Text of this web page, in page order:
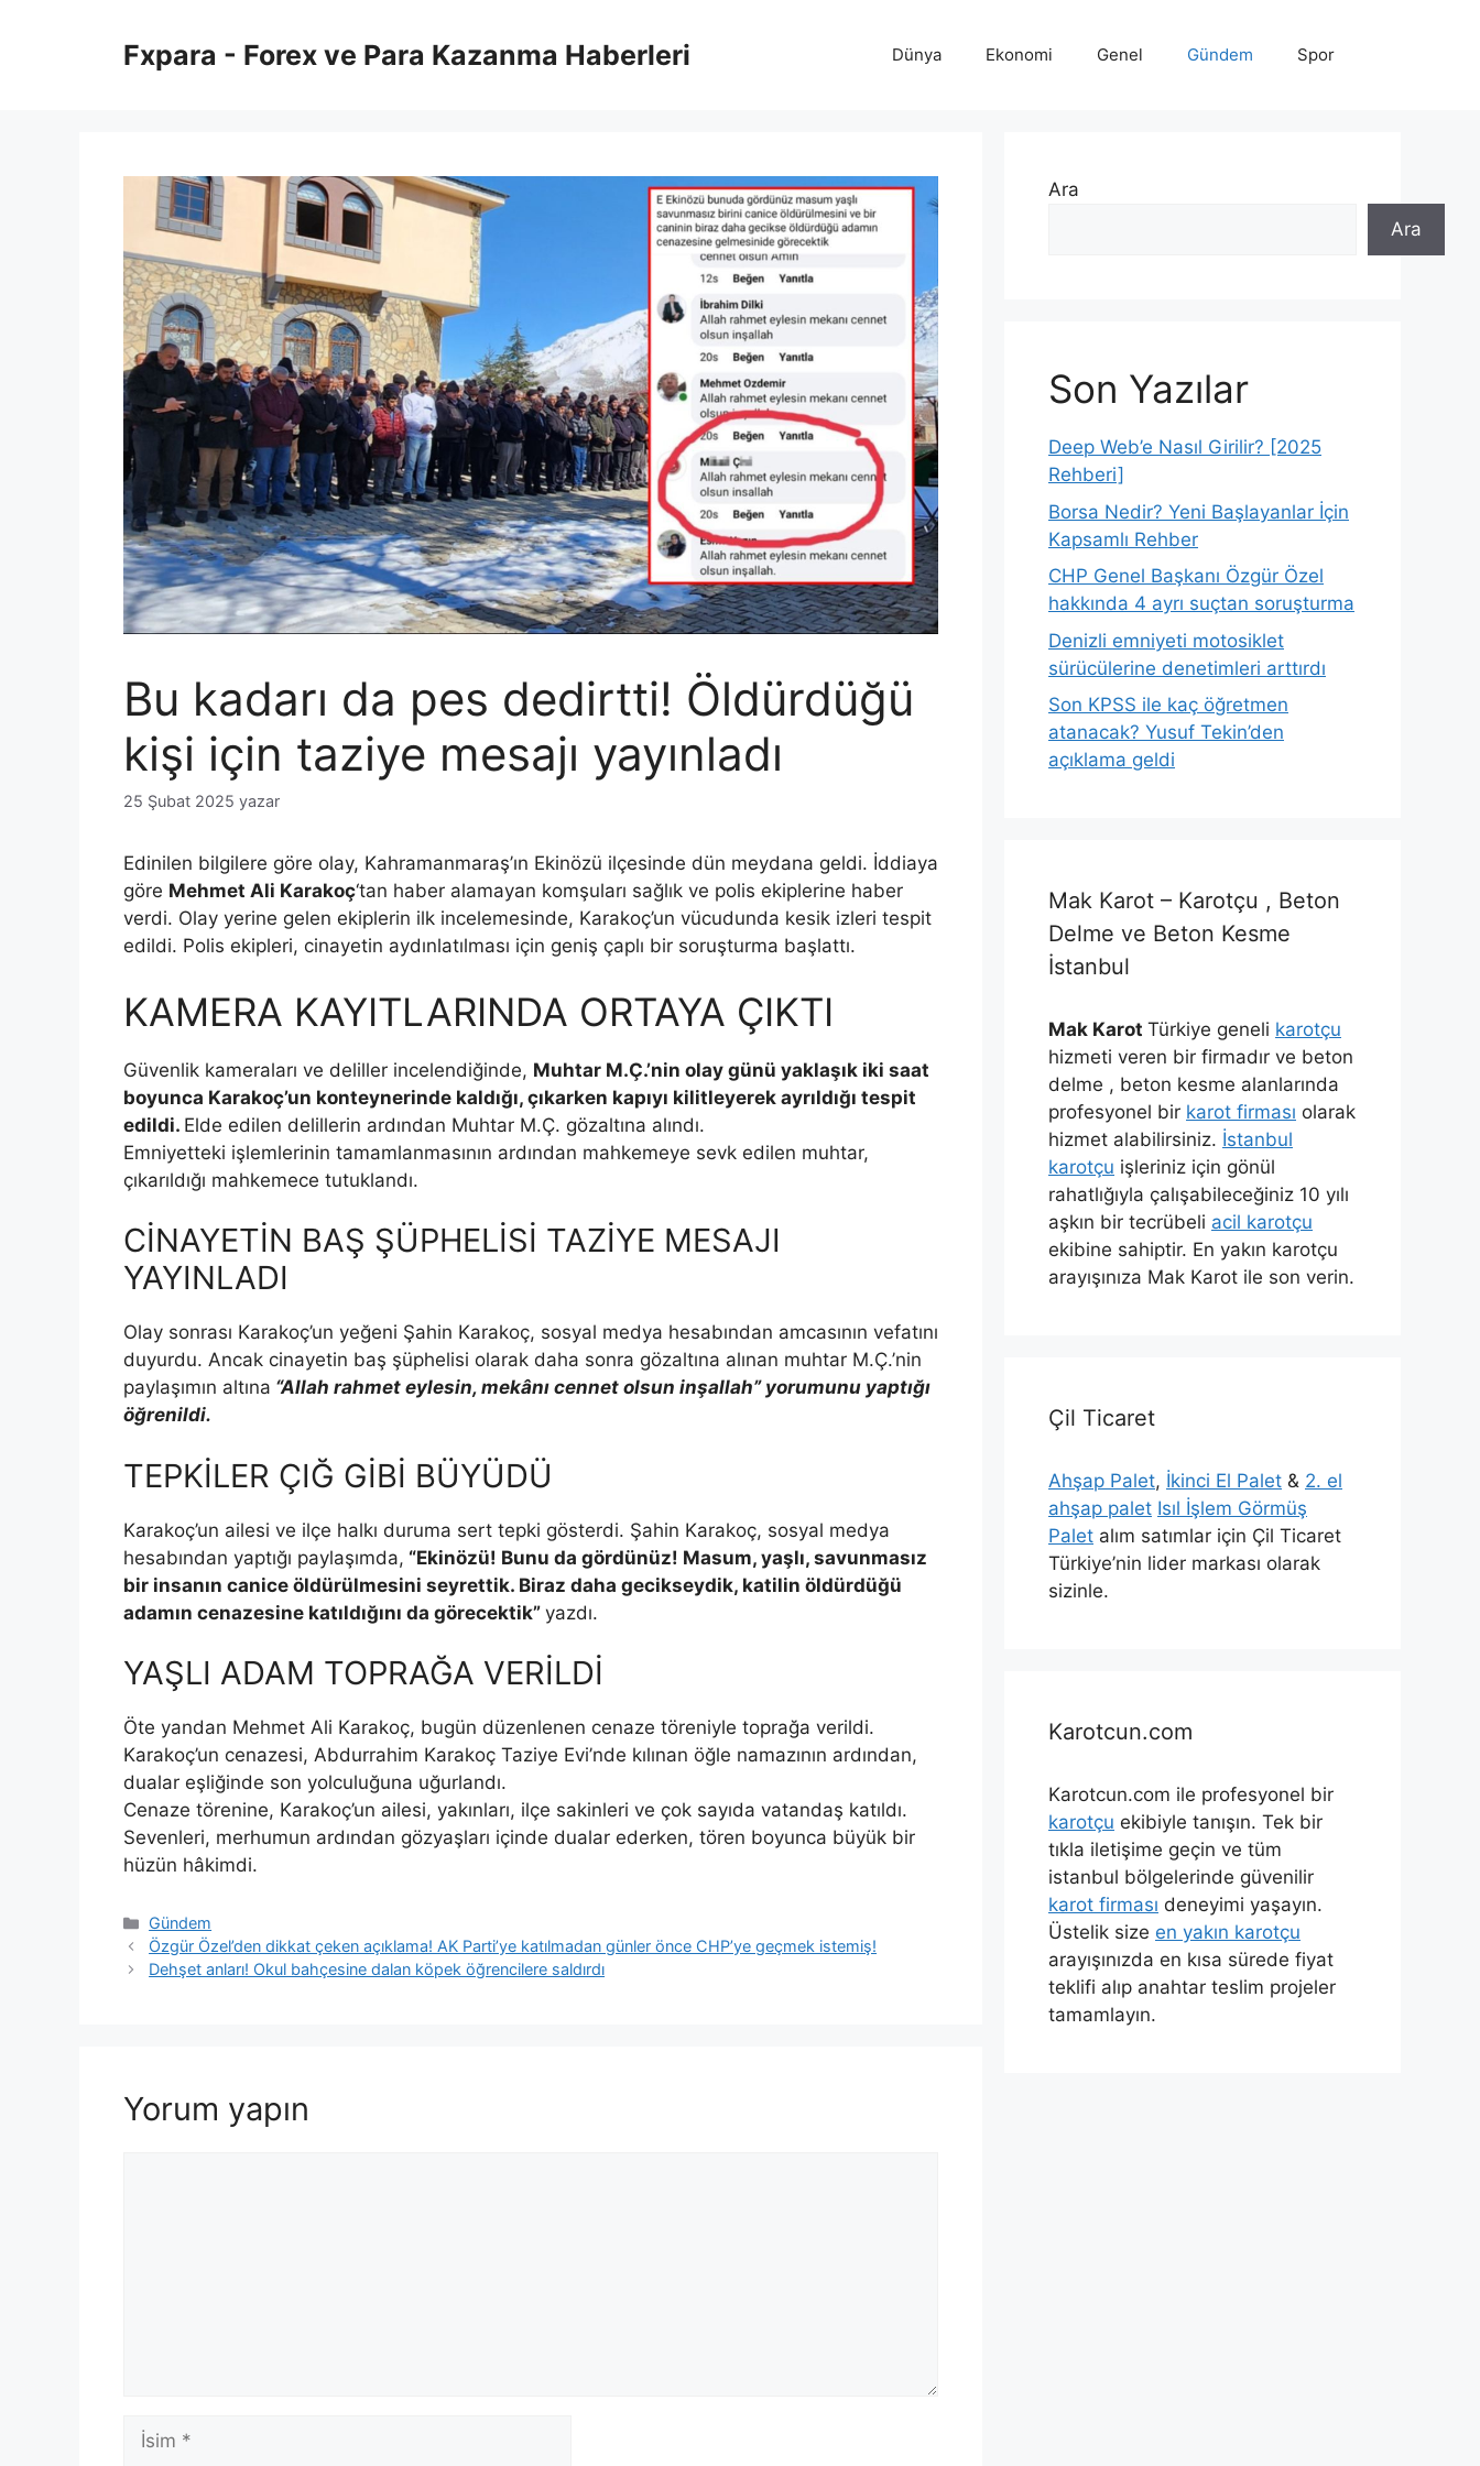
Fxpara - Forex ve Para Kazanma Haberleri Dünya Ekonomi Genel Gündem Spor
Bu kadarı da pes dedirtti! Öldürdüğü
kişi için taziye mesajı yayınladı
25 Şubat 2025 yazar
Edinilen bilgilere göre olay, Kahramanmaraş’ın Ekinözü ilçesinde dün meydana geldi. İddiaya
göre Mehmet Ali Karakoç‘tan haber alamayan komşuları sağlık ve polis ekiplerine haber
verdi. Olay yerine gelen ekiplerin ilk incelemesinde, Karakoç’un vücudunda kesik izleri tespit
edildi. Polis ekipleri, cinayetin aydınlatılması için geniş çaplı bir soruşturma başlattı.
KAMERA KAYITLARINDA ORTAYA ÇIKTI
Güvenlik kameraları ve deliller incelendiğinde, Muhtar M.Ç.’nin olay günü yaklaşık iki saat
boyunca Karakoç’un konteynerinde kaldığı, çıkarken kapıyı kilitleyerek ayrıldığı tespit
edildi. Elde edilen delillerin ardından Muhtar M.Ç. gözaltına alındı.
Emniyetteki işlemlerinin tamamlanmasının ardından mahkemeye sevk edilen muhtar,
çıkarıldığı mahkemece tutuklandı.
CİNAYETİN BAŞ ŞÜPHELİSİ TAZİYE MESAJI
YAYINLADI
Olay sonrası Karakoç’un yeğeni Şahin Karakoç, sosyal medya hesabından amcasının vefatını
duyurdu. Ancak cinayetin baş şüphelisi olarak daha sonra gözaltına alınan muhtar M.Ç.’nin
paylaşımın altına “Allah rahmet eylesin, mekânı cennet olsun inşallah” yorumunu yaptığı
öğrenildi.
TEPKİLER ÇIĞ GİBİ BÜYÜDÜ
Karakoç’un ailesi ve ilçe halkı duruma sert tepki gösterdi. Şahin Karakoç, sosyal medya
hesabından yaptığı paylaşımda, “Ekinözü! Bunu da gördünüz! Masum, yaşlı, savunmasız
bir insanın canice öldürülmesini seyrettik. Biraz daha gecikseydik, katilin öldürdüğü
adamın cenazesine katıldığını da görecektik” yazdı.
YAŞLI ADAM TOPRAĞA VERİLDİ
Öte yandan Mehmet Ali Karakoç, bugün düzenlenen cenaze töreniyle toprağa verildi.
Karakoç’un cenazesi, Abdurrahim Karakoç Taziye Evi’nde kılınan öğle namazının ardından,
dualar eşliğinde son yolculuğuna uğurlandı.
Cenaze törenine, Karakoç’un ailesi, yakınları, ilçe sakinleri ve çok sayıda vatandaş katıldı.
Sevenleri, merhumun ardından gözyaşları içinde dualar ederken, tören boyunca büyük bir
hüzün hâkimdi.
Kategoriler
Gündem
Özgür Özel’den dikkat çeken açıklama! AK Parti’ye katılmadan günler önce CHP’ye geçmek istemiş!
Dehşet anları! Okul bahçesine dalan köpek öğrencilere saldırdı
Yorum yapın
İsim
Ara
Ara
Son Yazılar
Deep Web’e Nasıl Girilir? [2025
Rehberi]
Borsa Nedir? Yeni Başlayanlar İçin
Kapsamlı Rehber
CHP Genel Başkanı Özgür Özel
hakkında 4 ayrı suçtan soruşturma
Denizli emniyeti motosiklet
sürücülerine denetimleri arttırdı
Son KPSS ile kaç öğretmen
atanacak? Yusuf Tekin’den
açıklama geldi
Mak Karot – Karotçu , Beton
Delme ve Beton Kesme
İstanbul
Mak Karot Türkiye geneli karotçu
hizmeti veren bir firmadır ve beton
delme , beton kesme alanlarında
profesyonel bir karot firması olarak
hizmet alabilirsiniz. İstanbul
karotçu işleriniz için gönül
rahatlığıyla çalışabileceğiniz 10 yılı
aşkın bir tecrübeli acil karotçu
ekibine sahiptir. En yakın karotçu
arayışınıza Mak Karot ile son verin.
Çil Ticaret
Ahşap Palet, İkinci El Palet & 2. el
ahşap palet Isıl İşlem Görmüş
Palet alım satımlar için Çil Ticaret
Türkiye’nin lider markası olarak
sizinle.
Karotcun.com
Karotcun.com ile profesyonel bir
karotçu ekibiyle tanışın. Tek bir
tıkla iletişime geçin ve tüm
istanbul bölgelerinde güvenilir
karot firması deneyimi yaşayın.
Üstelik size en yakın karotçu
arayışınızda en kısa sürede fiyat
teklifi alıp anahtar teslim projeler
tamamlayın.